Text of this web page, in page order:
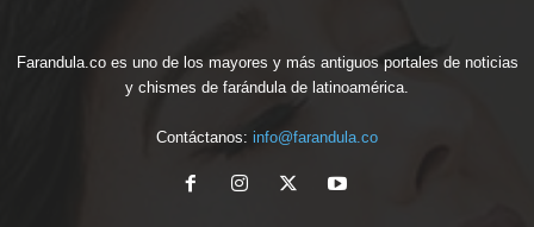
Farandula.co es uno de los mayores y más antiguos portales de noticias
y chismes de farándula de latinoamérica.
Contáctanos: info@farandula.co